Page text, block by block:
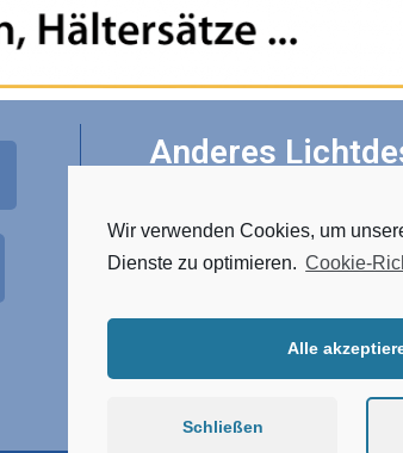
Anderes
• RGBW
• Atypische Ausführung
Wir verwenden Cookies, um
Dienste zu optimieren. Cookie-
Alle
Schließen